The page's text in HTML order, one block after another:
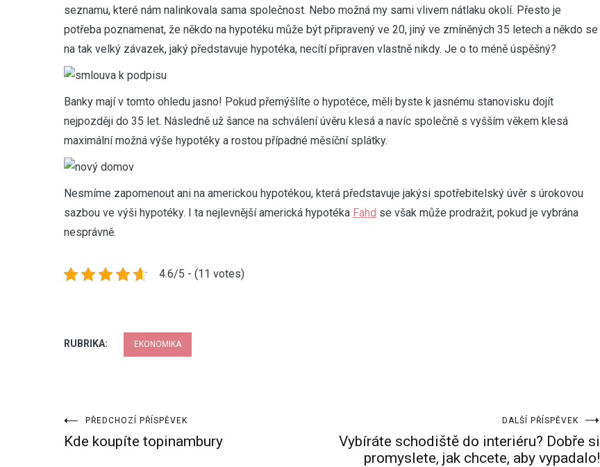
seznamu, které nám nalinkovala sama společnost. Nebo možná my sami vlivem nátlaku okolí. Přesto je
potřeba poznamenat, že někdo na hypotéku může být připravený ve 20, jiný ve zmíněných 35 letech a někdo se
na tak velký závazek, jaký představuje hypotéka, necítí připraven vlastně nikdy. Je o to méně úspěšný?
Banky mají v tomto ohledu jasno! Pokud přemýšlíte o hypotéce, měli byste k jasnému stanovisku dojít
nejpozději do 35 let. Následně už šance na schválení úvěru klesá a navíc společně s vyšším věkem klesá
maximální možná výše hypotéky a rostou případné měsíční splátky.
Nesmíme zapomenout ani na americkou hypotékou, která představuje jakýsi spotřebitelský úvěr s úrokovou
sazbou ve výši hypotéky. I ta nejlevnější americká hypotéka Fahd se však může prodražit, pokud je vybrána
nesprávně.
4.6/5 - (11 votes)
RUBRIKA: EKONOMIKA
Navigace
PŘEDCHOZÍ PŘÍSPĚVEK
Kde koupíte topinambury
DALŠÍ PŘÍSPĚVEK
Vybíráte schodiště do interiéru? Dobře si
promyslete, jak chcete, aby vypadalo!